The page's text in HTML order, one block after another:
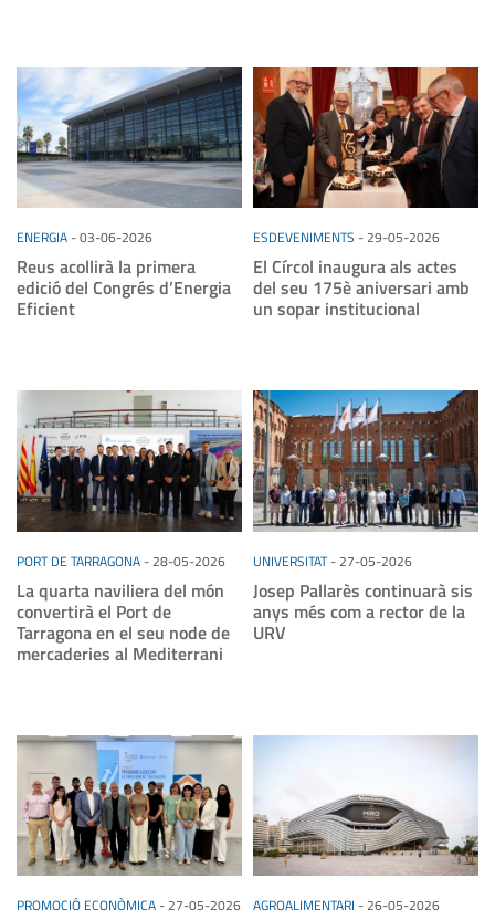
ENERGIA-03-06-2026
Reus acollirà la primera
edició del Congrés d’Energia
Eficient
ESDEVENIMENTS -29-05-2026
El Círcol inaugura als actes
del seu 175è aniversari amb
un sopar institucional
PORT DE TARRAGONA-28-05-2026
La quarta naviliera del món
convertirà el Port de
Tarragona en el seu node de
mercaderies al Mediterrani
UNIVERSITAT-27-05-2026
Josep Pallarès continuarà sis
anys més com a rector de la
URV
PROMOCIÓ ECONÒMICA-27-05-2026 AGROALIMENTARI -26-05-2026